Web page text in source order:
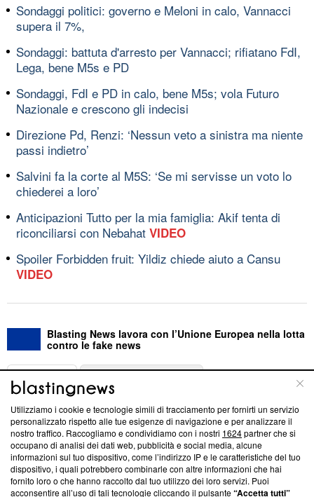
Sondaggi politici: governo e Meloni in calo, Vannacci
supera il 7%,
Sondaggi: battuta d'arresto per Vannacci; rifiatano FdI,
Lega, bene M5s e PD
Sondaggi, FdI e PD in calo, bene M5s; vola Futuro
Nazionale e crescono gli indecisi
Direzione Pd, Renzi: ‘Nessun veto a sinistra ma niente
passi indietro’
Salvini fa la corte al M5S: ‘Se mi servisse un voto lo
chiederei a loro’
Anticipazioni Tutto per la mia famiglia: Akif tenta di
riconciliarsi con Nebahat VIDEO
Spoiler Forbidden fruit: Yildiz chiede aiuto a Cansu
VIDEO
Blasting News lavora con l’Unione Europea nella lotta
contro le fake news
ABOUT
Questa sezione offre informazioni trasparenti su Blasting
News, sui nostri processi editoriali e su come ci impegniamo a
creare news di qualità. Inoltre, afferma la nostra aderenza a
‘Trust Project - News with Integrity’Blasting News non è
ancora membro del programma, ma ha richiesto di farne
parte; Trust Project non ha ancora effettuato una verifica di
Utilizziamo i cookie e tecnologie simili di tracciamento per fornirti un servizio
personalizzato rispetto alle tue esigenze di navigazione e per analizzare il
nostro traffico. Raccogliamo e condividiamo con i nostri 1624partner che si
occupano di analisi dei dati web, pubblicità e social media, alcune
informazioni sul tuo dispositivo, come l’indirizzo IP e le caratteristiche del tuo
dispositivo, i quali potrebbero combinarle con altre informazioni che hai
fornito loro o che hanno raccolto dal tuo utilizzo dei loro servizi. Puoi
acconsentire all’uso di tali tecnologie cliccando il pulsante“Accetta tutti”